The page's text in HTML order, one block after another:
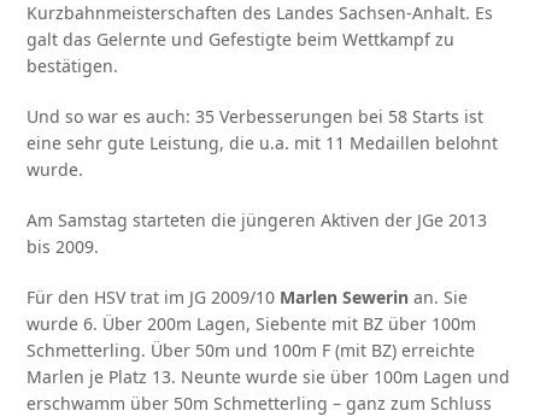
Kurzbahnmeisterschaften des Landes Sachsen-Anhalt. Es
galt das Gelernte und Gefestigte beim Wettkampf zu
bestätigen.
Und so war es auch: 35 Verbesserungen bei 58 Starts ist
eine sehr gute Leistung, die u.a. mit 11 Medaillen belohnt
wurde.
Am Samstag starteten die jüngeren Aktiven der JGe 2013
bis 2009.
Für den HSV trat im JG 2009/10 Marlen Sewerin an. Sie
wurde 6. Über 200m Lagen, Siebente mit BZ über 100m
Schmetterling. Über 50m und 100m F (mit BZ) erreichte
Marlen je Platz 13. Neunte wurde sie über 100m Lagen und
erschwamm über 50m Schmetterling – ganz zum Schluss